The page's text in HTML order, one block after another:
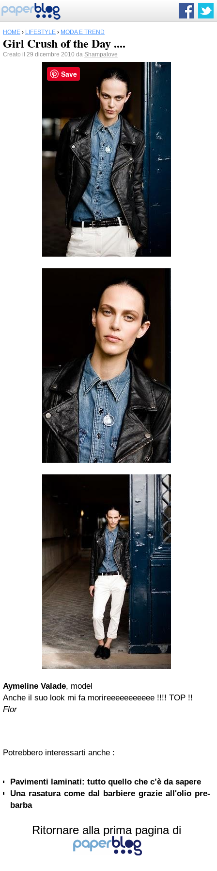
HOME › LIFESTYLE › MODA E TREND
Girl Crush of the Day ....
Creato il 29 dicembre 2010 da Shampalove
Aymeline Valade, model
Anche il suo look mi fa morireeeeeeeeeee !!!! TOP !!
Flor
Potrebbero interessarti anche :
Pavimenti laminati: tutto quello che c’è da sapere
Una rasatura come dal barbiere grazie all'olio pre-
barba
Ritornare alla prima pagina di
Save